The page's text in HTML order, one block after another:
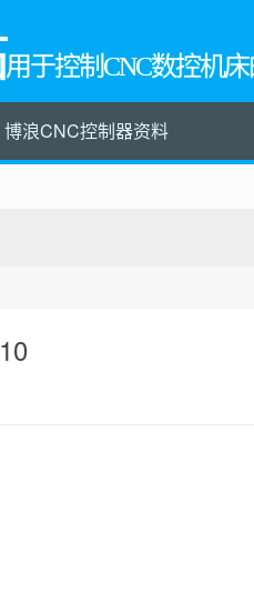
用于控制CNC数控机
博浪CNC控制器资料